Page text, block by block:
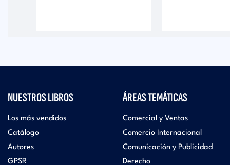
NUESTROS LIBROS
Los más vendidos
Catálogo
Autores
GPSR
ÁREAS TEMÁTICAS
Comercial y Ventas
Comercio Internacional
Comunicación y Publicidad
Derecho